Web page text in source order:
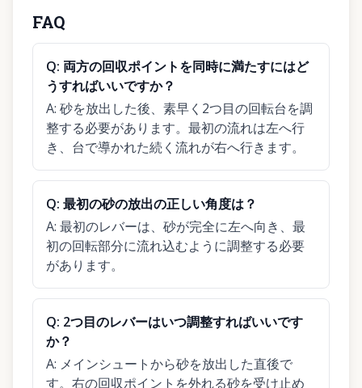
FAQ
Q: 両方の回収ポイントを同時に満たすにはど
うすればいいですか？
A: 砂を放出した後、素早く2つ目の回転台を調
整する必要があります。最初の流れは左へ行
き、台で導かれた続く流れが右へ行きます。
Q: 最初の砂の放出の正しい角度は？
A: 最初のレバーは、砂が完全に左へ向き、最
初の回転部分に流れ込むように調整する必要
があります。
Q: 2つ目のレバーはいつ調整すればいいです
か？
A: メインシュートから砂を放出した直後で
す。右の回収ポイントを外れる砂を受け止め